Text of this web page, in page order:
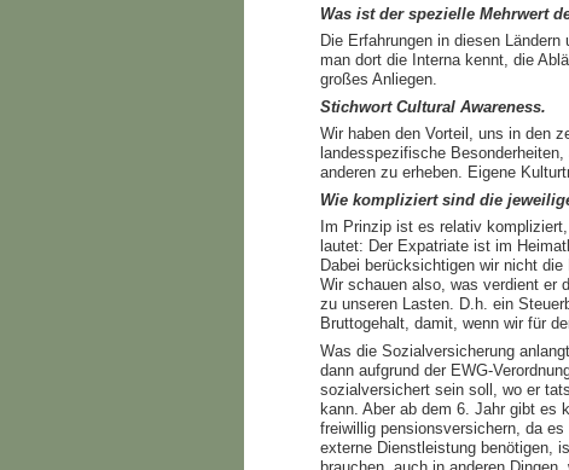
Was ist der spezielle Mehrwert
Die Erfahrungen in diesen
man dort die Interna kennt, die
großes Anliegen.
Stichwort Cultural Awareness.
Wir haben den Vorteil, uns in den
landesspezifische
anderen zu erheben. Eigene
Wie kompliziert sind die
Im Prinzip ist es relativ
lautet: Der Expatriate ist im
Dabei berücksichtigen wir nicht
Wir schauen also, was verdient er
zu unseren Lasten. D.h. ein
Bruttogehalt, damit, wenn wir für
Was die Sozialversicherung
dann aufgrund der EWG-
sozialversichert sein soll, wo er
kann. Aber ab dem 6. Jahr gibt es
freiwillig pensionsversichern, da
externe Dienstleistung benötigen,